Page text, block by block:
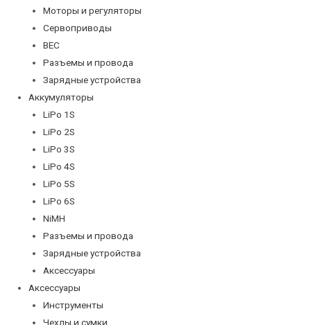
Моторы и регуляторы
Сервоприводы
BEC
Разъемы и провода
Зарядные устройства
Аккумуляторы
LiPo 1S
LiPo 2S
LiPo 3S
LiPo 4S
LiPo 5S
LiPo 6S
NiMH
Разъемы и провода
Зарядные устройства
Аксессуары
Аксессуары
Инструменты
Чехлы и сумки